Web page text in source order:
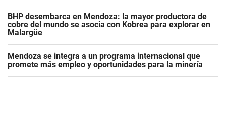
BHP desembarca en Mendoza: la mayor productora de
cobre del mundo se asocia con Kobrea para explorar en
Malargüe
Mendoza se integra a un programa internacional que
promete más empleo y oportunidades para la minería